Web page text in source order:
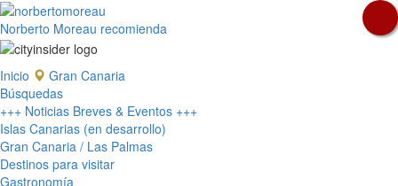
Norberto Moreau recomienda
Inicio
Gran Canaria
Búsquedas
+++ Noticias Breves & Eventos +++
Islas Canarias (en desarrollo)
Gran Canaria / Las Palmas
Destinos para visitar
Gastronomía